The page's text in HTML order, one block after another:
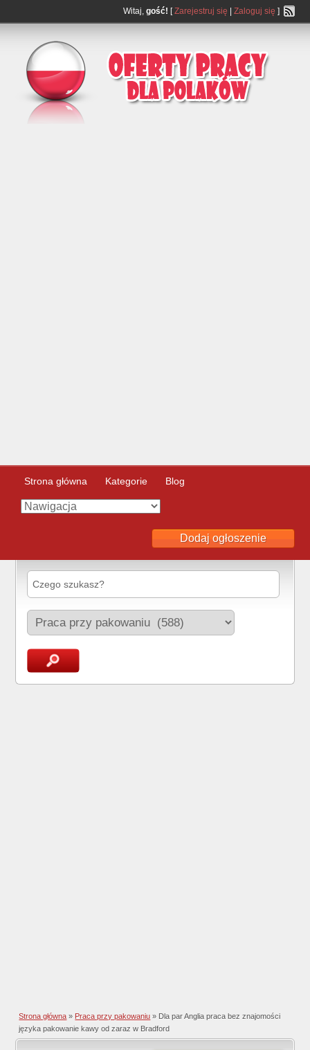
Witaj, gość! [Zarejestruj się Zaloguj się ]
Strona główna Kategorie Blog
Dodaj ogłoszenie
Strona główna » Praca przy pakowaniu » Dla par Anglia praca bez znajomości
języka pakowanie kawy od zaraz w Bradford